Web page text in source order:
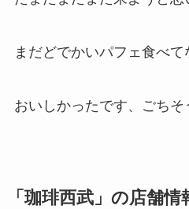
まだどでかいパフェ食べて
おいしかったです、ごちそ
「珈琲西武」の店舗情